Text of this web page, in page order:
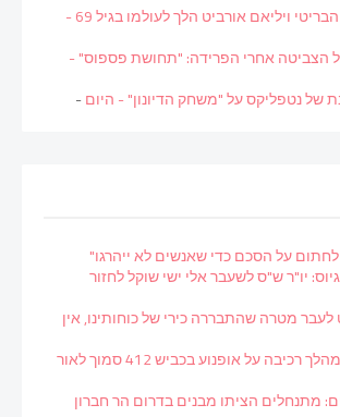
המפיק המוזיקלי הבריטי ויליאם אורביט הלך לעולמו בגיל 69 -
הצביטה אחרי הפרידה: "תחושת פספוס" -
של נטפליקס על "משחק הדיונון" - היום-
על הסכם כדי שאנשים לא ייהרגו"
יו"ר ש"ס לשעבר אלי ישי שוקל לחזור
לעבר מטרה שהתבררה כירי של כוחותינו, אין
גבר נפצע קשה במהלך רכיבה על אופנוע בכביש 412 סמוך לאור
מתנחלים הציתו מבנים בדרום הר חברון